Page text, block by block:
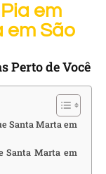
em
em São
Perto de Você
Santa Marta em
Santa Marta em